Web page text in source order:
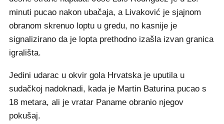
minuti pucao nakon ubačaja, a Livaković je sjajnom
obranom skrenuo loptu u gredu, no kasnije je
signalizirano da je lopta prethodno izašla izvan granica
igrališta.
Jedini udarac u okvir gola Hrvatska je uputila u
sudačkoj nadoknadi, kada je Martin Baturina pucao s
18 metara, ali je vratar Paname obranio njegov
pokušaj.